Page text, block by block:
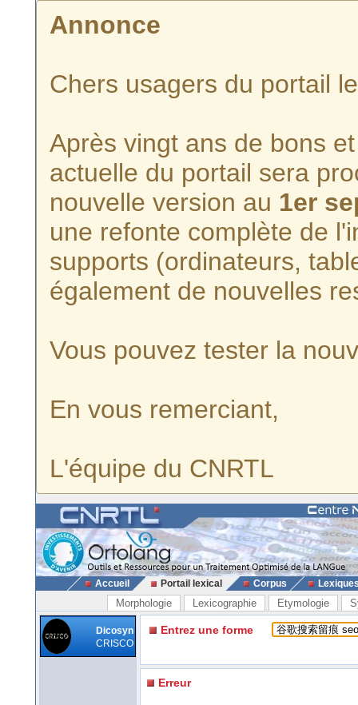
Annonce
Chers usagers du portail
Après vingt ans de bons
actuelle du portail sera
nouvelle version au 1er
une refonte complète de
supports (ordinateurs,
également de nouvelles
Vous pouvez tester la
En vous remerciant,
L'équipe du CNRTL
Accueil Portail lexical Corpus
Morphologie Lexicographie Etymologie
Dicosyn
CRISCO
Entrez une forme
Erreur